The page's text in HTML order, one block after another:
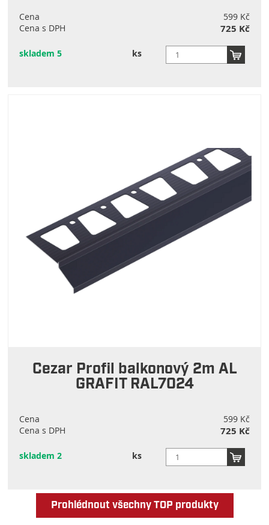
Cena
599 Kč
Cena s DPH
725 Kč
skladem 5 ks
Cezar Profil balkonový 2m AL
GRAFIT RAL7024
Cena
599 Kč
Cena s DPH
725 Kč
skladem 2 ks
Prohlédnout všechny TOP produkty